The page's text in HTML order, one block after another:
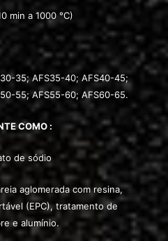
min a 1000 °C)
35; AFS35-40; AFS40-45;
55; AFS55-60; AFS60-65.
COMO :
de sódio
aglomerada com resina,
(EPC), tratamento de
e alumínio.